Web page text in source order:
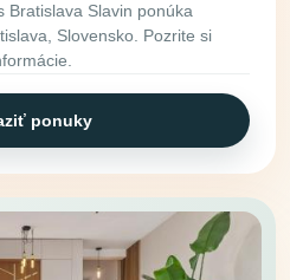
Bratislava Slavin ponúka
Slovensko. Pozrite si
ponuky